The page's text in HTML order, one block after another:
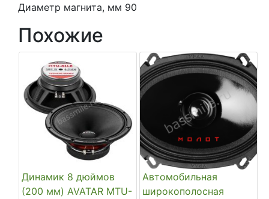
Диаметр магнита, мм 90
Похожие
Динамик 8 дюймов
(200 мм) AVATAR MTU-
Автомобильная
широкополосная